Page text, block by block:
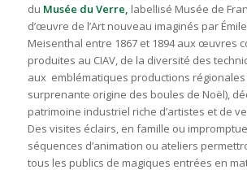
du Musée du Verre, labellisé Musée de
d’œuvre de l’Art nouveau imaginés par
Meisenthal entre 1867 et 1894 aux œuvres
produites au CIAV, de la diversité des
aux emblématiques productions régionales
surprenante origine des boules de Noël),
patrimoine industriel riche d’artistes et de
Des visites éclairs, en famille ou
séquences d’animation ou ateliers
tous les publics de magiques entrées en